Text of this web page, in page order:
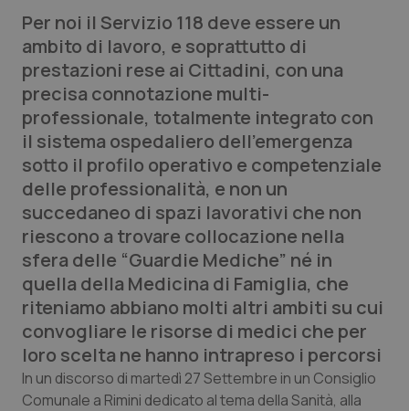
Lettere al direttore
Edizioni Regionali
QS Pro
Professionisti Sanitari.AI
Abruzzo
Basilicata
Calabria
Campania
Emilia-Romagna
QS Pro Gold
Artrite & artrosi
Asma & BPCO
Car-T
Colesterolo & coronaropatie
QS Club Newsletter
Per noi il Servizio 118 deve essere un
ambito di lavoro, e soprattutto di
prestazioni rese ai Cittadini, con una
precisa connotazione multi-
professionale, totalmente integrato con
il sistema ospedaliero dell’emergenza
sotto il profilo operativo e competenziale
delle professionalità, e non un
succedaneo di spazi lavorativi che non
riescono a trovare collocazione nella
sfera delle “Guardie Mediche” né in
quella della Medicina di Famiglia, che
riteniamo abbiano molti altri ambiti su cui
convogliare le risorse di medici che per
loro scelta ne hanno intrapreso i percorsi
In un discorso di martedì 27 Settembre in un Consiglio
Comunale a Rimini dedicato al tema della Sanità, alla